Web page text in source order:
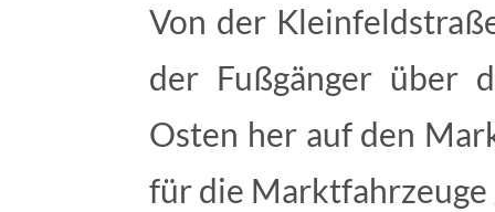
Von der
der Fußgänger über
Osten her auf den
für die